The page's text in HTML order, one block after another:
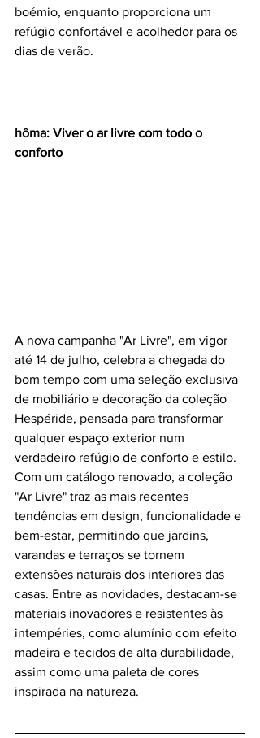
boémio, enquanto proporciona um
refúgio confortável e acolhedor para os
dias de verão.
hôma: Viver o ar livre com todo o
conforto
A nova campanha "Ar Livre", em vigor
até 14 de julho, celebra a chegada do
bom tempo com uma seleção exclusiva
de mobiliário e decoração da coleção
Hespéride, pensada para transformar
qualquer espaço exterior num
verdadeiro refúgio de conforto e estilo.
Com um catálogo renovado, a coleção
"Ar Livre" traz as mais recentes
tendências em design, funcionalidade e
bem-estar, permitindo que jardins,
varandas e terraços se tornem
extensões naturais dos interiores das
casas. Entre as novidades, destacam-se
materiais inovadores e resistentes às
intempéries, como alumínio com efeito
madeira e tecidos de alta durabilidade,
assim como uma paleta de cores
inspirada na natureza.